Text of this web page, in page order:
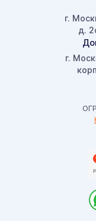
г.
д.
г.